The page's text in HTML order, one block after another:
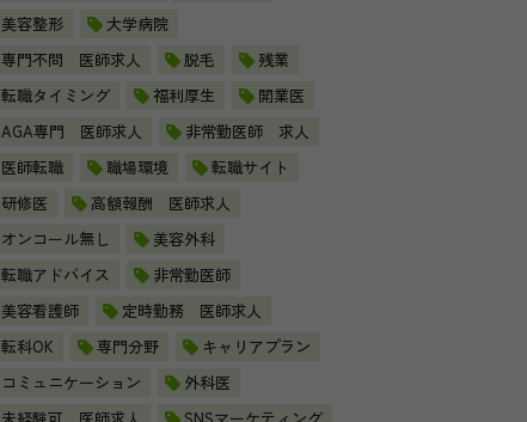
美容整形
大学病院
専門不問 医師求人
脱毛
残業
転職タイミング
福利厚生
開業医
AGA専門 医師求人
非常勤医師 求人
医師転職
職場環境
転職サイト
研修医
高額報酬 医師求人
オンコール無し
美容外科
転職アドバイス
非常勤医師
美容看護師
定時勤務 医師求人
転科OK
専門分野
キャリアプラン
コミュニケーション
外科医